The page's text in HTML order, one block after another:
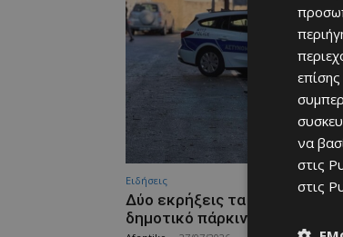
Ειδήσεις
Δύο εκρήξεις τα ξημερώματα
δημοτικό πάρκινγκ στη
να
στις
στις